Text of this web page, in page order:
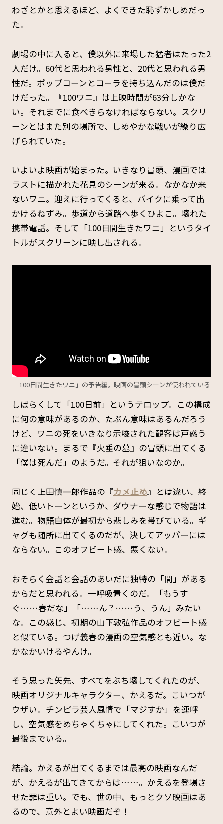
わざとかと思えるほど、よくできた恥ずかしめだっ
た。
劇場の中に入ると、僕以外に来場した猛者はたった2
人だけ。60代と思われる男性と、20代と思われる男
性だ。ポップコーンとコーラを持ち込んだのは僕だ
けだった。『100ワニ』は上映時間が63分しかな
い。それまでに食べきらなければならない。スクリ
ーンとはまた別の場所で、しめやかな戦いが繰り広
げられていた。
いよいよ映画が始まった。いきなり冒頭、漫画では
ラストに描かれた花見のシーンが来る。なかなか来
ないワニ。迎えに行ってくると、バイクに乗って出
かけるねずみ。歩道から道路へ歩くひよこ。壊れた
携帯電話。そして「100日間生きたワニ」というタイ
トルがスクリーンに映し出される。
「100日間生きたワニ」の予告編。映画の冒頭シーンが使われている
しばらくして「100日前」というテロップ。この構成
に何の意味があるのか、たぶん意味はあるんだろう
けど、ワニの死をいきなり示唆された観客は戸惑う
に違いない。まるで『火垂の墓』の冒頭に出てくる
「僕は死んだ」のようだ。それが狙いなのか。
同じく上田慎一郎作品の『カメ止め』とは違い、終
始、低いトーンというか、ダウナーな感じで物語は
進む。物語自体が最初から悲しみを帯びている。ギ
ャグも随所に出てくるのだが、決してアッパーには
ならない。このオフビート感、悪くない。
おそらく会話と会話のあいだに独特の「間」がある
からだと思われる。一呼吸置くのだ。「もうす
ぐ……春だな」「……ん？……う、うん」みたい
な。この感じ、初期の山下敦弘作品のオフビート感
と似ている。つげ義春の漫画の空気感とも近い。な
かなかいけるやんけ。
そう思った矢先、すべてをぶち壊してくれたのが、
映画オリジナルキャラクター、かえるだ。こいつが
ウザい。チンピラ芸人風情で「マジすか」を連呼
し、空気感をめちゃくちゃにしてくれた。こいつが
最後までいる。
結論。かえるが出てくるまでは最高の映画なんだ
が、かえるが出てきてからは……。かえるを登場さ
せた罪は重い。でも、世の中、もっとクソ映画はあ
るので、意外とよい映画だぞ！